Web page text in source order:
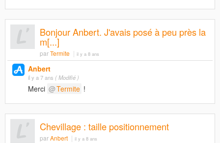
Bonjour Anbert. J'avais posé à peu près la
m[...]
parTermite il y a 8 ans
Anbert
il y a 7 ans ( Modifié )
Merci Termite !
Chevillage : taille positionnement
parAnbert il y a 8 ans